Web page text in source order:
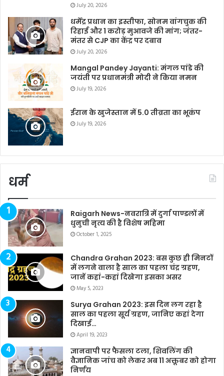
July 20, 2026
धर्मेंद्र प्रधान का इस्तीफा, सोनम वांगचुक की
रिहाई और 1 करोड़ मुआवजे की मांग; जंतर-
मंतर से CJP का केंद्र पर दबाव
July 20, 2026
Mangal Pandey Jayanti: मंगल पांडे की
जयंती पर प्रधानमंत्री मोदी ने किया नमन
July 19, 2026
ईरान के खुजेस्तान में 5.0 तीव्रता का भूकंप
July 19, 2026
धर्म
Raigarh News-नवरात्रि में दुर्गा पाण्डलों में
धुनुची नृत्य की है विशेष महिमा
October 1, 2025
Chandra Grahan 2023: बस कुछ ही मिनटों
में लगने वाला है साल का पहला चंद्र ग्रहण,
जानें कहां-कहां दिखेगा इसका असर
May 5, 2023
Surya Grahan 2023: इस दिन लग रहा है
साल का पहला सूर्य ग्रहण, जानिए कहां देगा
दिखाई…
April 19, 2023
ज्ञानवापी पर फैसला टला, शिवलिंग की
वैज्ञानिक जांच को लेकर अब 11 अक्तूबर को होगा
निर्णय